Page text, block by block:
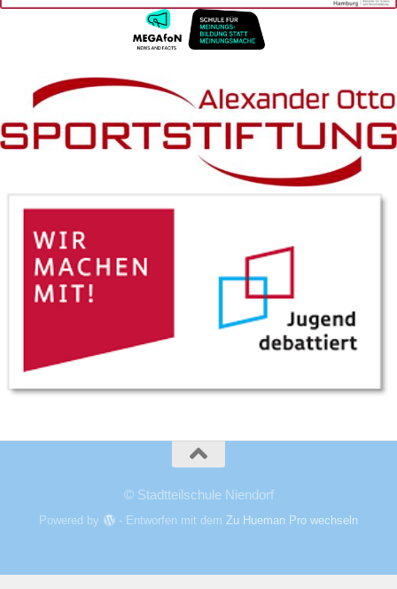
© Stadtteilschule Niendorf
Powered by - Entworfen mit dem Zu Hueman Pro wechseln